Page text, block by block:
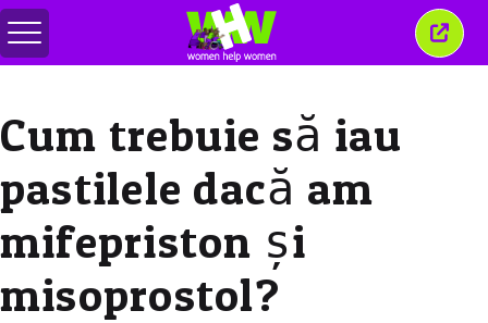
Comută
meniul
Cum trebuie să iau
pastilele dacă am
mifepriston și
misoprostol?